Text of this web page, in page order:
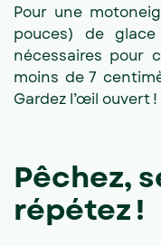
Pour une
pouces) de
nécessaires pour
moins de 7
Gardez l’œil ouvert !
Pêchez,
répétez !